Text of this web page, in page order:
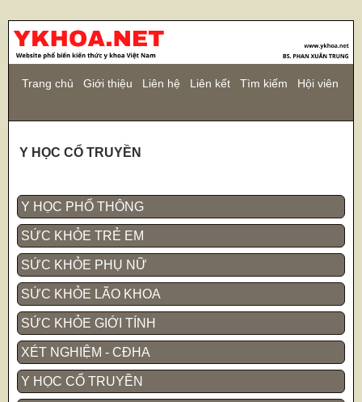
Trang chủ Giới thiệu Liên hệ Liên kết Tìm kiếm Hội viên
Y HỌC CỔ TRUYỀN
Y HỌC PHỔ THÔNG
SỨC KHỎE TRẺ EM
SỨC KHỎE PHỤ NỮ
SỨC KHỎE LÃO KHOA
SỨC KHỎE GIỚI TÍNH
XÉT NGHIỆM - CĐHA
Y HỌC CỔ TRUYỀN